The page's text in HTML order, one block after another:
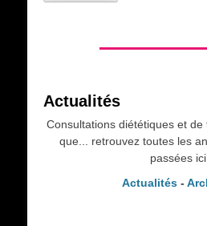
Actualités
Consultations diététiques et
que... retrouvez toutes les
passées
Actualités-